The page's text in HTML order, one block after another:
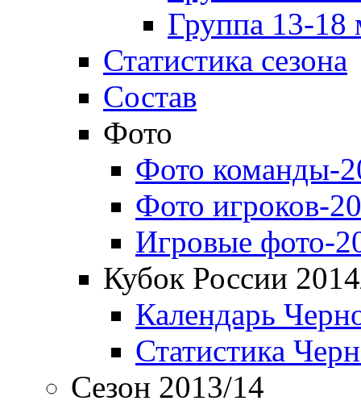
Группа 13-18
Статистика сезона
Состав
Фото
Фото команды-
Фото игроков-
Игровые фото-
Кубок России
Календарь
Статистика
Сезон 2013/14